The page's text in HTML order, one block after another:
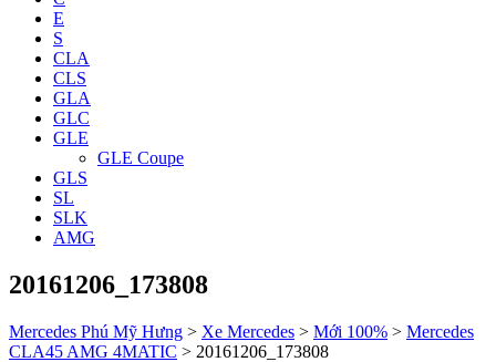
E
S
CLA
CLS
GLA
GLC
GLE
GLE Coupe
GLS
SL
SLK
AMG
20161206_173808
Mercedes Phú Mỹ Hưng > Xe Mercedes > Mới 100% > Mercedes
CLA45 AMG 4MATIC > 20161206_173808